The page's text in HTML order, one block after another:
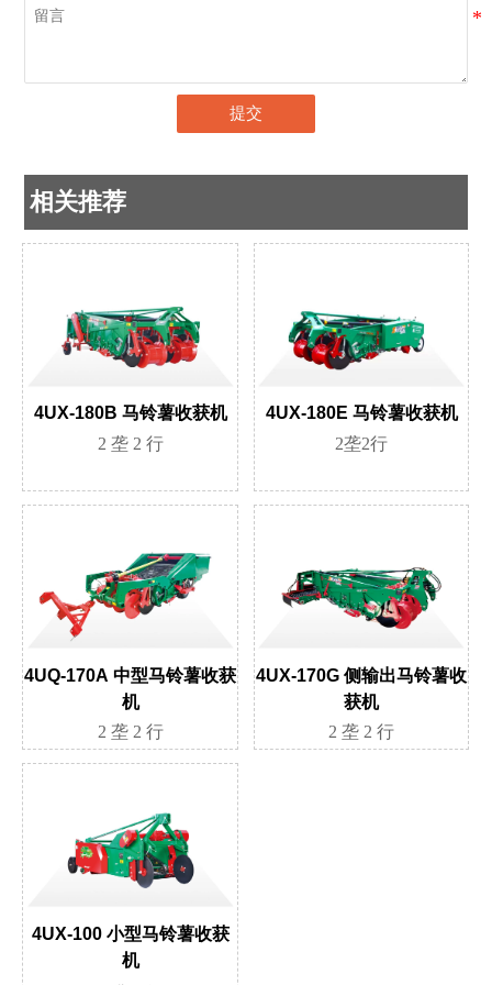
提交
相关推荐
4UX-180B 马铃薯收获机
2 垄 2 行
4UX-180E 马铃薯收获机
2垄2行
4UQ-170A 中型马铃薯收获
机
2 垄 2 行
4UX-170G 侧输出马铃薯收
获机
2 垄 2 行
4UX-100 小型马铃薯收获
机